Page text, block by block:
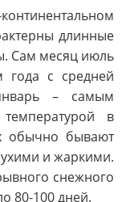
длинные
Сам месяц июль
года с средней
– самым
в
обычно бывают
и жаркими.
снежного
80-100 дней.